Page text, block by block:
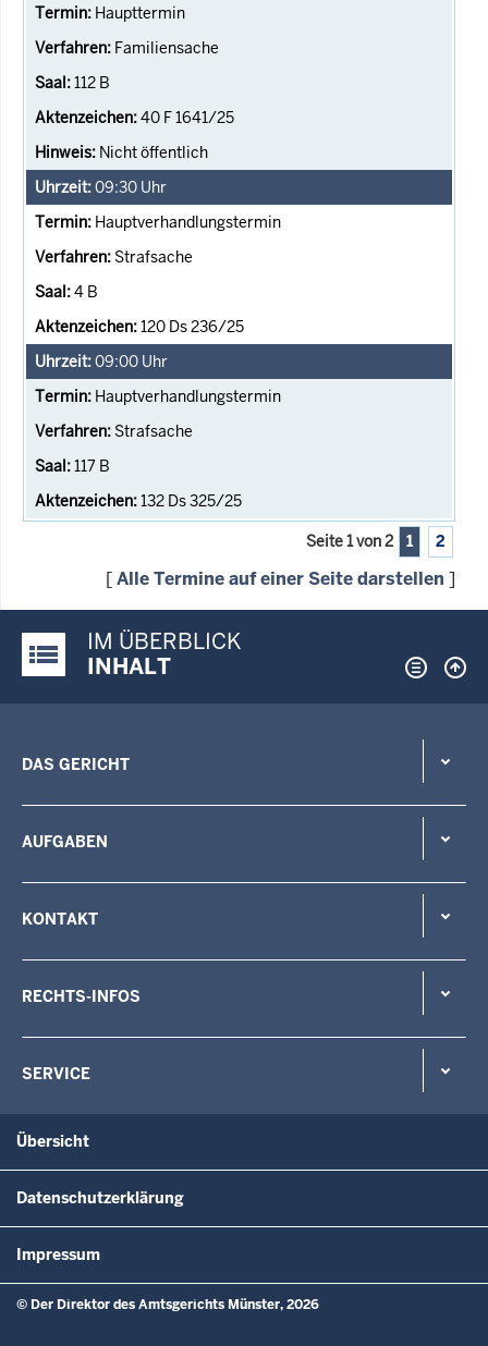
Haupttermin
Familiensache
112 B
40 F 1641/25
Nicht öffentlich
09:30 Uhr
Hauptverhandlungstermin
Strafsache
4 B
120 Ds 236/25
09:00 Uhr
Hauptverhandlungstermin
Strafsache
117 B
132 Ds 325/25
Seite 1 von 2 1 2
[Alle Termine auf einer Seite darstellen ]
Justiz-Portal im Überblick:
IM ÜBERBLICK
INHALT
DAS GERICHT
AUFGABEN
KONTAKT
RECHTS-INFOS
SERVICE
Übersicht
Datenschutzerklärung
Impressum
© Der Direktor des Amtsgerichts Münster, 2026